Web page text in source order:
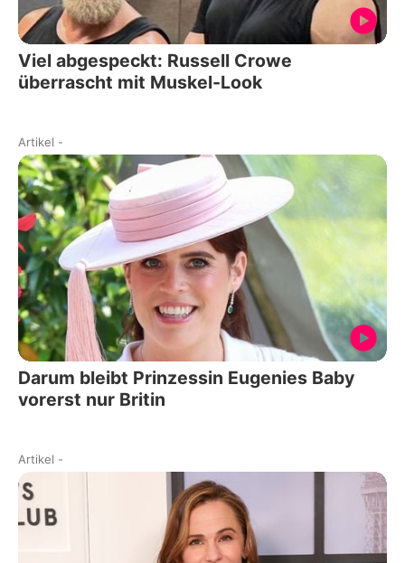
Viel abgespeckt: Russell Crowe
überrascht mit Muskel-Look
Artikel -
Darum bleibt Prinzessin Eugenies Baby
vorerst nur Britin
Artikel -